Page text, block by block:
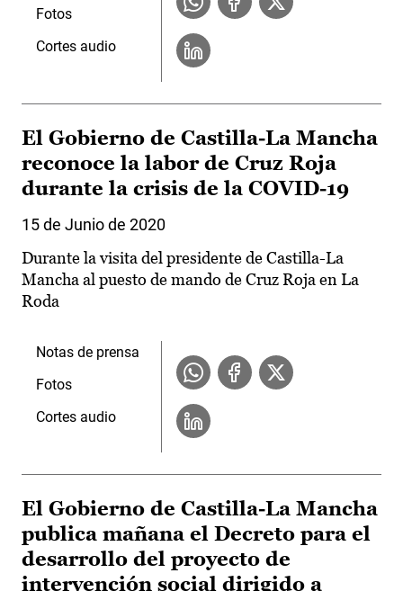
Fotos
Cortes audio
El Gobierno de Castilla-La Mancha
reconoce la labor de Cruz Roja
durante la crisis de la COVID-19
15 de Junio de 2020
Durante la visita del presidente de Castilla-La
Mancha al puesto de mando de Cruz Roja en La
Roda
Notas de prensa
Fotos
Cortes audio
El Gobierno de Castilla-La Mancha
publica mañana el Decreto para el
desarrollo del proyecto de
intervención social dirigido a